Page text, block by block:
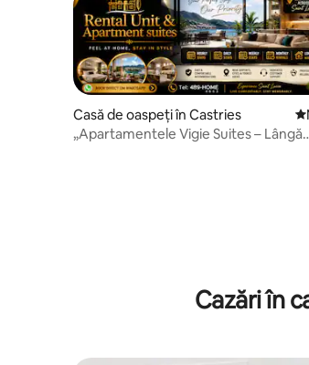
Casă de oaspeți în Castries
„Apartamentele Vigie Suites – Lângă
Cazări în